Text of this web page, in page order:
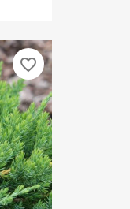
favorite_border